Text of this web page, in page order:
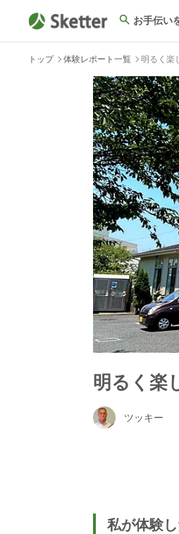
お手伝い
トップ 体験レポート一覧 明るく楽
明るく楽
ツッキー
私が体験